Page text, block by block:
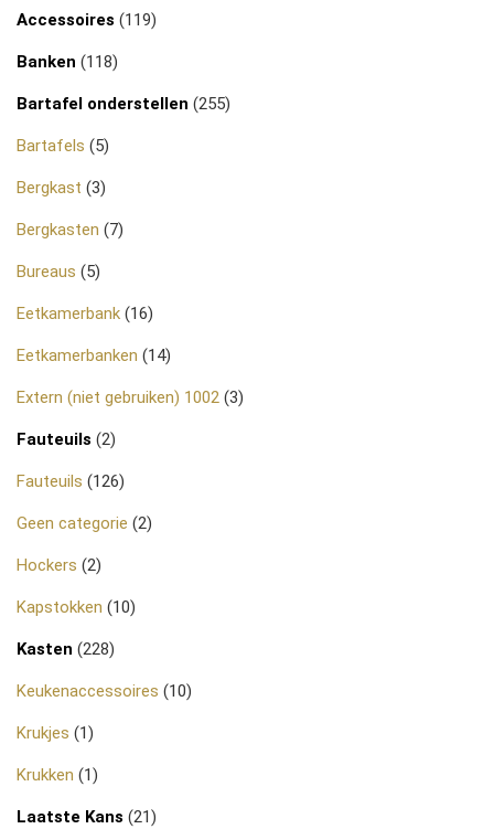
Accessoires (119)
Banken (118)
Bartafel onderstellen (255)
Bartafels (5)
Bergkast (3)
Bergkasten (7)
Bureaus (5)
Eetkamerbank (16)
Eetkamerbanken (14)
Extern (niet gebruiken) 1002 (3)
Fauteuils (2)
Fauteuils (126)
Geen categorie (2)
Hockers (2)
Kapstokken (10)
Kasten (228)
Keukenaccessoires (10)
Krukjes (1)
Krukken (1)
Laatste Kans (21)